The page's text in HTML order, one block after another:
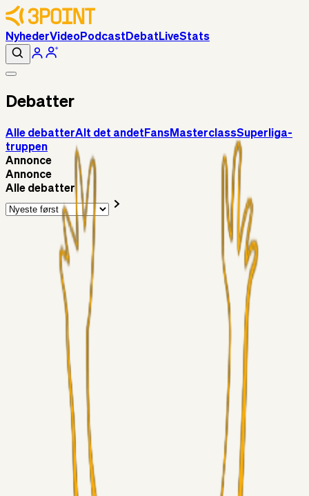
NyhederVideoPodcast Debat LiveStats
Debatter
Alle debatterAlt det andet FansMasterclassSuperliga-
truppen
Annonce
Annonce
Alle debatter
Chrisdinho88 18 timer siden
Horsens - Brøndby billet
Alt det andet
Chrisdinho88
05. aug. 2026
Bange anelser
GulBlaaPuls
Kommer Jobbe hjem?
Masterclass
05. aug. 2026
Brøndby-TV og u-19
Alt det andet
04. aug. 2026
5. Forudsigelser op til Horsens kampen.